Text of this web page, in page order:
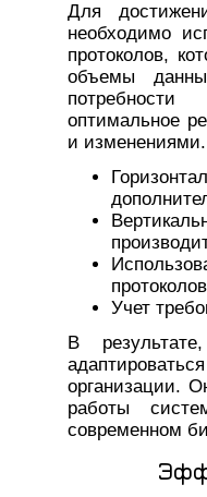
Для
необходимо
протоколов,
объемы
оптимальное
и изменениями.
протоколов
Учет
В
организации.
работы
современном